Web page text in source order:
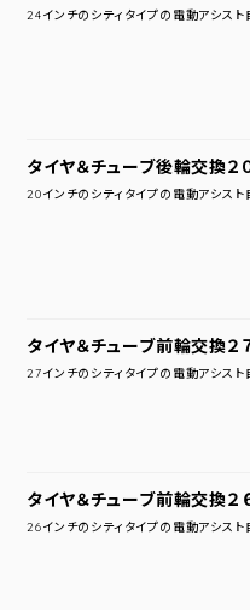
24インチのシティタイプの電動アシス
タイヤ＆チューブ後輪交換２
20インチのシティタイプの電動アシス
タイヤ＆チューブ前輪交換２
27インチのシティタイプの電動アシス
タイヤ＆チューブ前輪交換２
26インチのシティタイプの電動アシス